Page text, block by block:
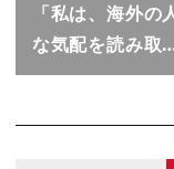
「私は、海外
な気配を読み取